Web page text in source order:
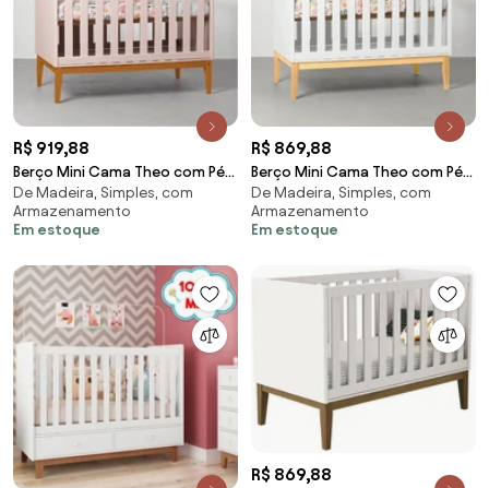
R$ 919,88
Berço Mini Cama Theo com Pés
Square Mel - Rosa
De Madeira, Simples, com
Armazenamento
Em estoque
R$ 869,88
Berço Mini Cama Theo com Pés
Square Natural - Branco Fosco
De Madeira, Simples, com
Armazenamento
Em estoque
R$ 869,88